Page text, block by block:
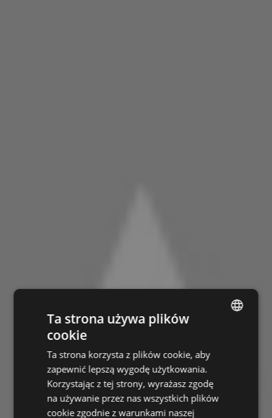
CZECH
HUNGARIAN
SLOVAK
Ta strona używa plików
cookie
Ta strona korzysta z plików cookie, aby
zapewnić lepszą wygodę użytkowania.
Korzystając z tej strony, wyrażasz zgodę
na używanie przez nas wszystkich plików
cookie zgodnie z warunkami naszej